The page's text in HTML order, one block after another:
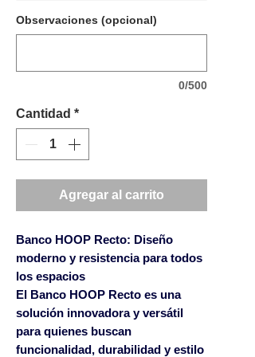
Observaciones (opcional)
0/500
Cantidad *
Agregar al carrito
Banco HOOP Recto: Diseño
moderno y resistencia para todos
los espacios
El Banco HOOP Recto es una
solución innovadora y versátil
para quienes buscan
funcionalidad, durabilidad y estilo